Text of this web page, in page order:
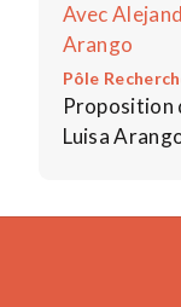
Avec
Arango
Pôle
Proposition
Luisa